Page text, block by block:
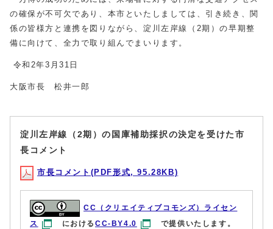
の確保が不可欠であり、本市といたしましては、引き続き、関
係の皆様方と連携を図りながら、淀川左岸線（2期）の早期整
備に向けて、全力で取り組んでまいります。
令和2年3月31日
大阪市長 松井一郎
淀川左岸線（2期）の国庫補助採択の決定を受けた市
長コメント
市長コメント(PDF形式, 95.28KB)
CC（クリエイティブコモンズ）ライセン
ス
におけるCC-BY4.0 で提供いたします。